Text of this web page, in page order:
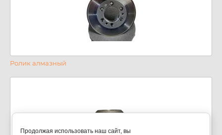
Ролик алмазный
Продолжая использовать наш сайт, вы